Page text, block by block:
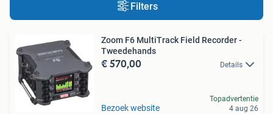
Filters
Zoom F6 MultiTrack Field Recorder -
Tweedehands
€ 570,00 Details
Bezoek website
Topadvertentie
4 aug 26